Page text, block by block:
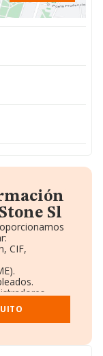
Sl
CIF,
empresas.